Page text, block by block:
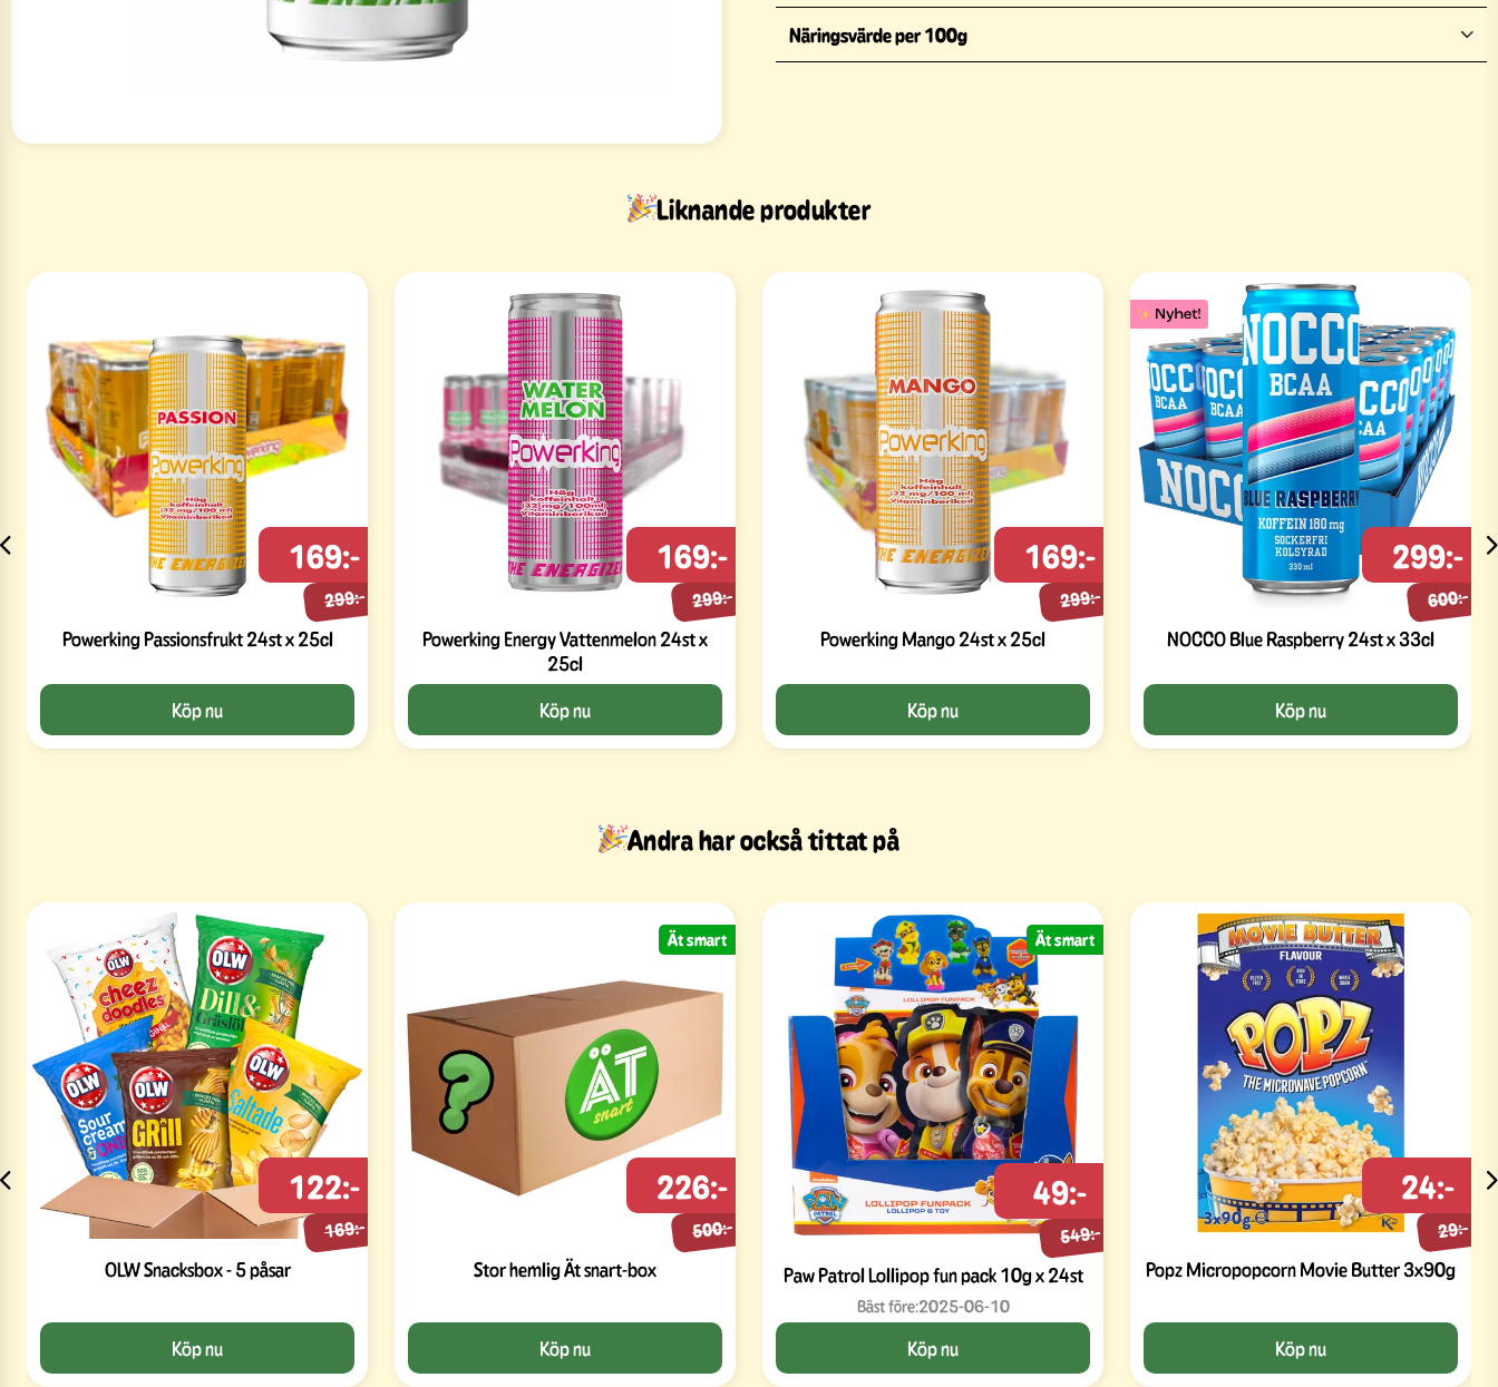
Näringsvärde per 100g
Liknande produkter
Powerking Passionsfrukt 24st x 25cl
299:-
169:-
Köp nu
Powerking Energy Vattenmelon 24st x
25cl
299:-
169:-
Köp nu
Powerking Mango 24st x 25cl
299:-
169:-
Köp nu
NOCCO Blue Raspberry 24st x 33cl
600:-
299:-
Köp nu
Andra har också tittat på
OLW Snacksbox - 5 påsar
169:-
122:-
Köp nu
Stor hemlig Ät snart-box
500:-
226:-
Köp nu
Ät smart
Paw Patrol Lollipop fun pack 10g x 24st
549:-
49:-
Bäst före:2025-06-10
Köp nu
Ät smart
Popz Micropopcorn Movie Butter 3x90g
29:-
24:-
Köp nu